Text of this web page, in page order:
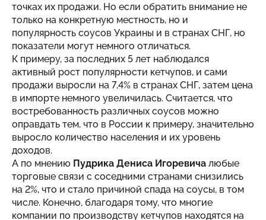
точках их продажи. Но если обратить внимание не
только на конкретную местность, но и
популярность соусов Украины и в странах СНГ, но
показатели могут немного отличаться.
К примеру, за последних 5 лет наблюдался
активный рост популярности кетчупов, и сами
продажи выросли на 7,4% в странах СНГ, затем цена
в импорте немного увеличилась. Считается, что
востребованность различных соусов можно
оправдать тем, что в России к примеру, значительно
выросло количество населения и их уровень
доходов.
А по мнению Пудрика Дениса Игоревича любые
торговые связи с соседними странами снизились
на 2%, что и стало причиной спада на соусы, в том
числе. Конечно, благодаря тому, что многие
компании по производству кетчупов находятся на